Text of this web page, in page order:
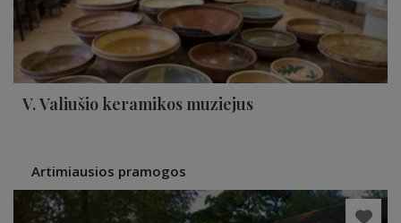
V. Valiušio keramikos muziejus
Artimiausios pramogos